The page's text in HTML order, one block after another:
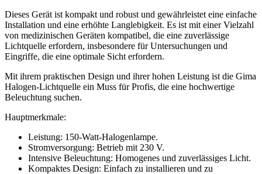
Dieses Gerät ist kompakt und robust und gewährleistet eine einfache
Installation und eine erhöhte Langlebigkeit. Es ist mit einer Vielzahl
von medizinischen Geräten kompatibel, die eine zuverlässige
Lichtquelle erfordern, insbesondere für Untersuchungen und
Eingriffe, die eine optimale Sicht erfordern.
Mit ihrem praktischen Design und ihrer hohen Leistung ist die Gima
Halogen-Lichtquelle ein Muss für Profis, die eine hochwertige
Beleuchtung suchen.
Hauptmerkmale:
Leistung: 150-Watt-Halogenlampe.
Stromversorgung: Betrieb mit 230 V.
Intensive Beleuchtung: Homogenes und zuverlässiges Licht.
Kompaktes Design: Einfach zu installieren und zu